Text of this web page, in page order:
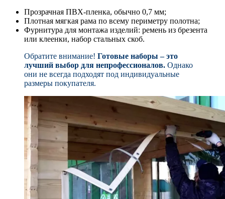
Прозрачная ПВХ-пленка, обычно 0,7 мм;
Плотная мягкая рама по всему периметру полотна;
Фурнитура для монтажа изделий: ремень из брезента
или клеенки, набор стальных скоб.
Обратите внимание! Готовые наборы – это
лучший выбор для непрофессионалов. Однако
они не всегда подходят под индивидуальные
размеры покупателя.